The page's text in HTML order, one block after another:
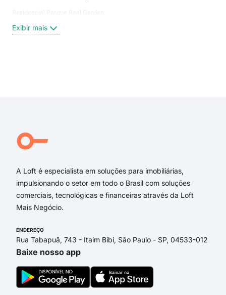
Residencial Parque Real Garden
Exibir mais
A Loft é especialista em soluções para imobiliárias,
impulsionando o setor em todo o Brasil com soluções
comerciais, tecnológicas e financeiras através da Loft
Mais Negócio.
ENDEREÇO
Rua Tabapuã, 743 - Itaim Bibi, São Paulo - SP, 04533-012
Baixe nosso app